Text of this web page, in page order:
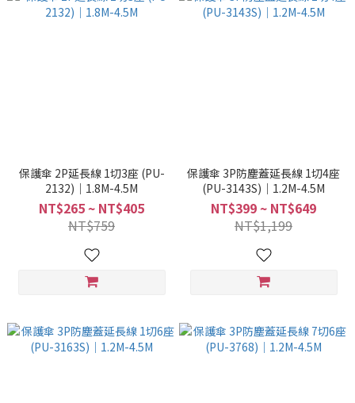
保護傘 2P延長線 1切3座 (PU-
2132)｜1.8M-4.5M
NT$265 ~ NT$405
NT$759
保護傘 3P防塵蓋延長線 1切4座
(PU-3143S)｜1.2M-4.5M
NT$399 ~ NT$649
NT$1,199